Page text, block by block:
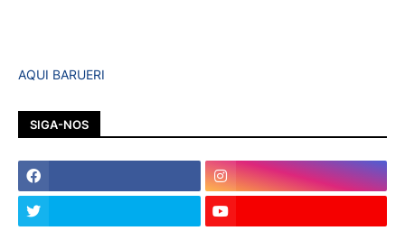
AQUI BARUERI
SIGA-NOS